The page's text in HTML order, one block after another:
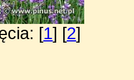
[1] [2]